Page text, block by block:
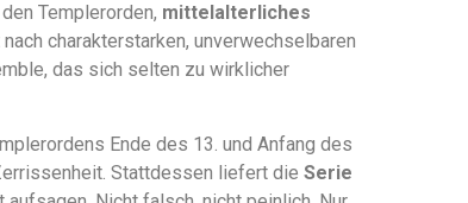
den Templerorden, mittelalterliches
charakterstarken, unverwechselbaren
das sich selten zu wirklicher
Ende des 13. und Anfang des
Stattdessen liefert die Serie